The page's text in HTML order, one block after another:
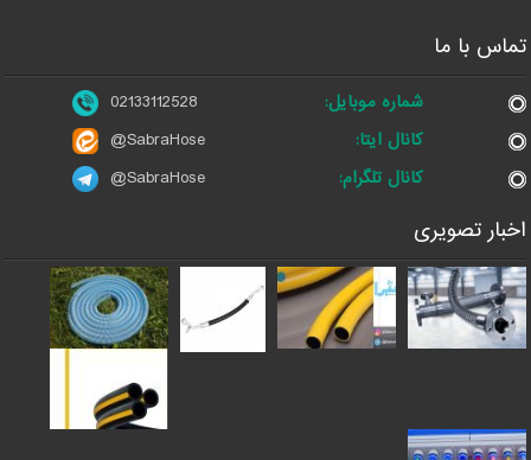
تماس با ما
شماره موبایل:
02133112528
کانال ایتا:
@SabraHose
کانال تلگرام:
@SabraHose
اخبار تصویری